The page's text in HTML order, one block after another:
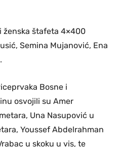
ženska štafeta 4×400
Semina Mujanović, Ena
Bosne i
osvojili su Amer
Una Nasupović u
Youssef Abdelrahman
u skoku u vis, te